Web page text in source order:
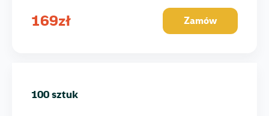
169zł Zamów
100 sztuk